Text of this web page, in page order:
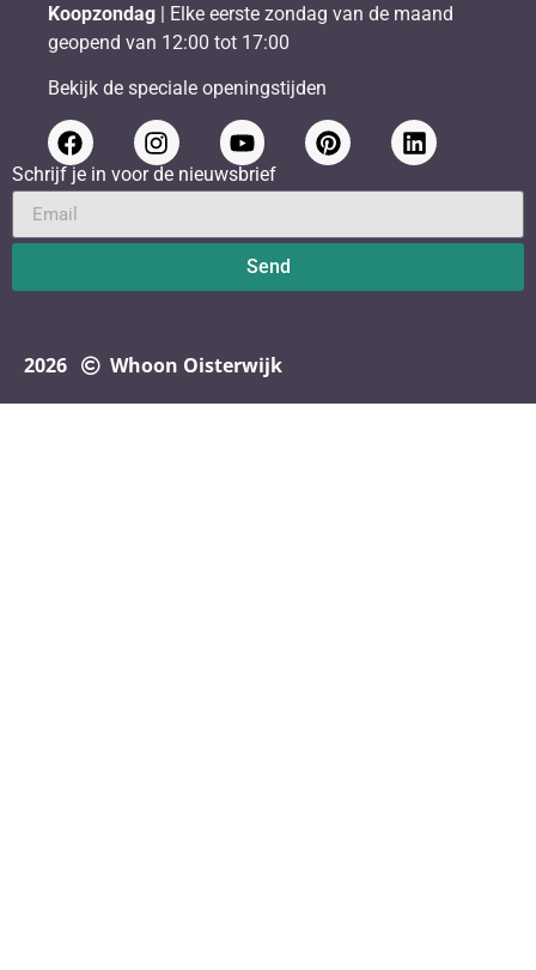
Koopzondag | Elke eerste zondag van de maand
geopend van 12:00 tot 17:00
Bekijk de speciale openingstijden
Schrijf je in voor de nieuwsbrief
Send
2026 Whoon Oisterwijk